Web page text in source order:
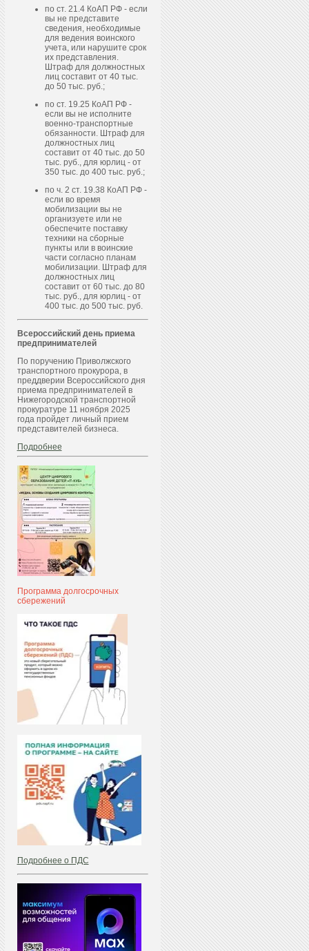
по ст. 21.4 КоАП РФ - если
вы не представите
сведения, необходимые
для ведения воинского
учета, или нарушите срок
их представления.
Штраф для должностных
лиц составит от 40 тыс.
до 50 тыс. руб.;
по ст. 19.25 КоАП РФ -
если вы не исполните
военно-транспортные
обязанности. Штраф для
должностных лиц
составит от 40 тыс. до 50
тыс. руб., для юрлиц - от
350 тыс. до 400 тыс. руб.;
по ч. 2 ст. 19.38 КоАП РФ -
если во время
мобилизации вы не
организуете или не
обеспечите поставку
техники на сборные
пункты или в воинские
части согласно планам
мобилизации. Штраф для
должностных лиц
составит от 60 тыс. до 80
тыс. руб., для юрлиц - от
400 тыс. до 500 тыс. руб.
Всероссийский день приема
предпринимателей
По поручению Приволжского
транспортного прокурора, в
преддверии Всероссийского дня
приема предпринимателей в
Нижегородской транспортной
прокуратуре 11 ноября 2025
года пройдет личный прием
представителей бизнеса.
Подробнее
Программа долгосрочных
сбережений
Подробнее о ПДС